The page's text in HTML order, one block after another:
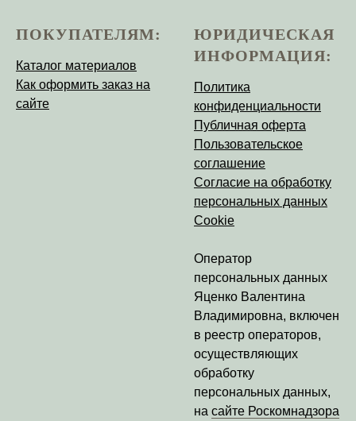
ПОКУПАТЕЛЯМ:
Каталог материалов
Как оформить заказ на
сайте
ЮРИДИЧЕСКАЯ
ИНФОРМАЦИЯ:
Политика
конфиденциальности
Публичная оферта
Пользовательское
соглашение
Согласие на обработку
персональных данных
Cookie
Оператор
персональных данных
Яценко Валентина
Владимировна, включен
в реестр операторов,
осуществляющих
обработку
персональных данных,
на сайте Роскомнадзора